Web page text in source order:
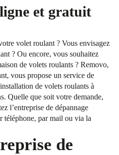
et gratuit
volet roulant ? Vous envisagez
? Ou encore, vous souhaitez
de volets roulants ? Removo,
vous propose un service de
de volets roulants à
Quelle que soit votre demande,
l’entreprise de dépannage
téléphone, par mail ou via la
de